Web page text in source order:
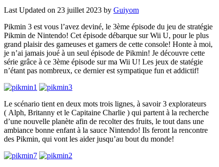
Last Updated on 23 juillet 2023 by Guiyom
Pikmin 3 est vous l’avez deviné, le 3ème épisode du jeu de stratégie
Pikmin de Nintendo! Cet épisode débarque sur Wii U, pour le plus
grand plaisir des gameuses et gamers de cette console! Honte à moi,
je n’ai jamais joué à un seul épisode de Pikmin! Je découvre cette
série grâce à ce 3ème épisode sur ma Wii U! Les jeux de statégie
n’étant pas nombreux, ce dernier est sympatique fun et addictif!
Le scénario tient en deux mots trois lignes, à savoir 3 explorateurs
( Alph, Britanny et le Capitaine Charlie ) qui partent à la recherche
d’une nouvelle planète afin de recolter des fruits, le tout dans une
ambiance bonne enfant à la sauce Nintendo! Ils feront la rencontre
des Pikmin, qui vont les aider jusqu’au bout du monde!